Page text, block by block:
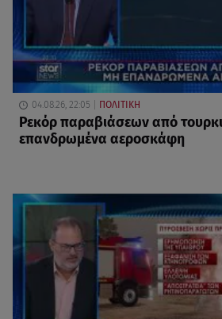
04.08.26, 22:05 ΠΟΛΙΤΙΚΗ
Ρεκόρ παραβιάσεων από
επανδρωμένα αεροσκάφη